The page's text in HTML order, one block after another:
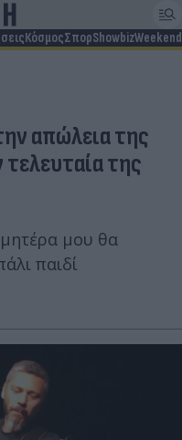
ΚόσμοςΣπορShowbizWeekend
απώλεια της
της
μου θα
παιδί